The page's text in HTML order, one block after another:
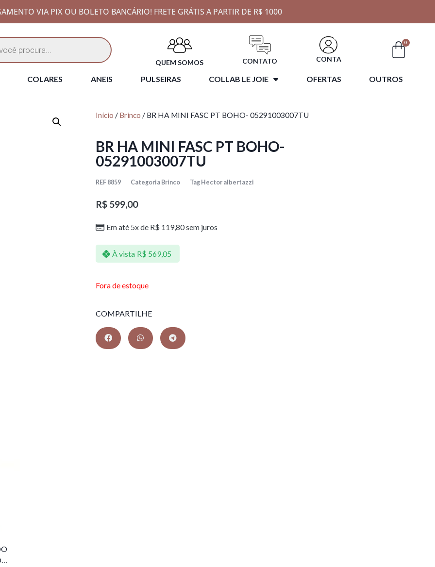
VIA PIX OU BOLETO BANCÁRIO! FRETE GRÁTIS A PARTIR DE R$ 1000
QUEM SOMOS CONTATO CONTA
0
COLARES ANEIS PULSEIRAS COLLAB LE JOIE OFERTAS OUTROS
Início / Brinco / BR HA MINI FASC PT BOHO- 05291003007TU
BR HA MINI FASC PT BOHO-
05291003007TU
REF 8859 Categoria Brinco Tag Hector albertazzi
R$ 599,00
Em até 5x de R$ 119,80sem juros
À vista R$ 569,05
Fora de estoque
COMPARTILHE